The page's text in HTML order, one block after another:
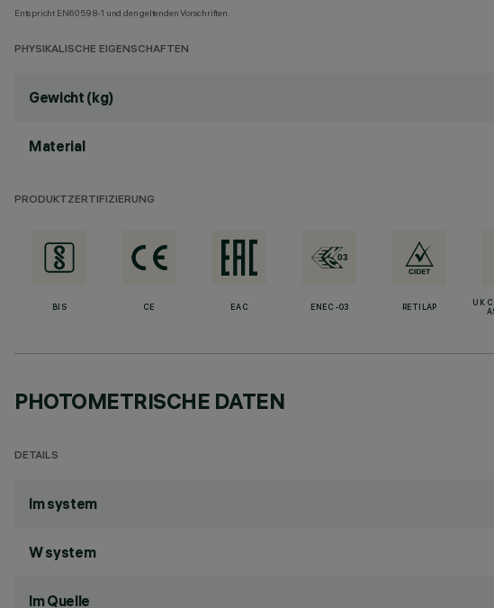
Entspricht EN60598-1 und den geltenden Vorschriften.
PHYSIKALISCHE EIGENSCHAFTEN
Gewicht (kg)
Material
PRODUKTZERTIFIZIERUNG
BIS CE EAC ENEC-03 RETILAP
UK
PHOTOMETRISCHE DATEN
DETAILS
lm system
W system
lm Quelle